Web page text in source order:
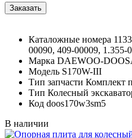
Каталожные номера
00090, 409-00009, 1.355-
Марка DAEWOO-
Модель S170W-III
Тип запчасти Комплект
Тип Колесный
Код doos170w3sm5
В наличии